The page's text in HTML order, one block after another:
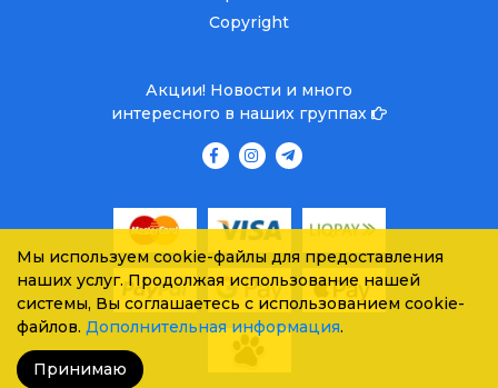
Copyright
Акции! Новости и много
интересного в наших группах
Мы используем cookie-файлы для предоставления
наших услуг. Продолжая использование нашей
системы, Вы соглашаетесь с использованием cookie-
файлов. Дополнительная информация.
Принимаю